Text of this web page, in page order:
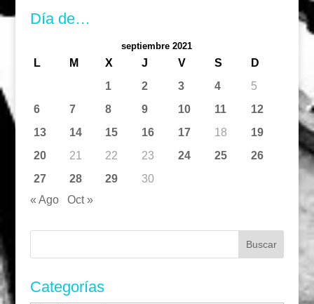
Día de…
septiembre 2021
L M X J V S
D
1
2 3 4
5
6
7 8 9 10 11
12
13
14 15 16 17 18
19
20
21 22 23 24 25
26
27
28 29
30
« Ago
Oct »
Categorías